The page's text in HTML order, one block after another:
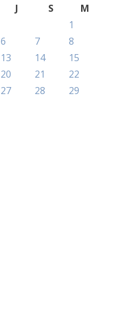
J S
M
1
6 7
8
13 14
15
20 21
22
27 28
29